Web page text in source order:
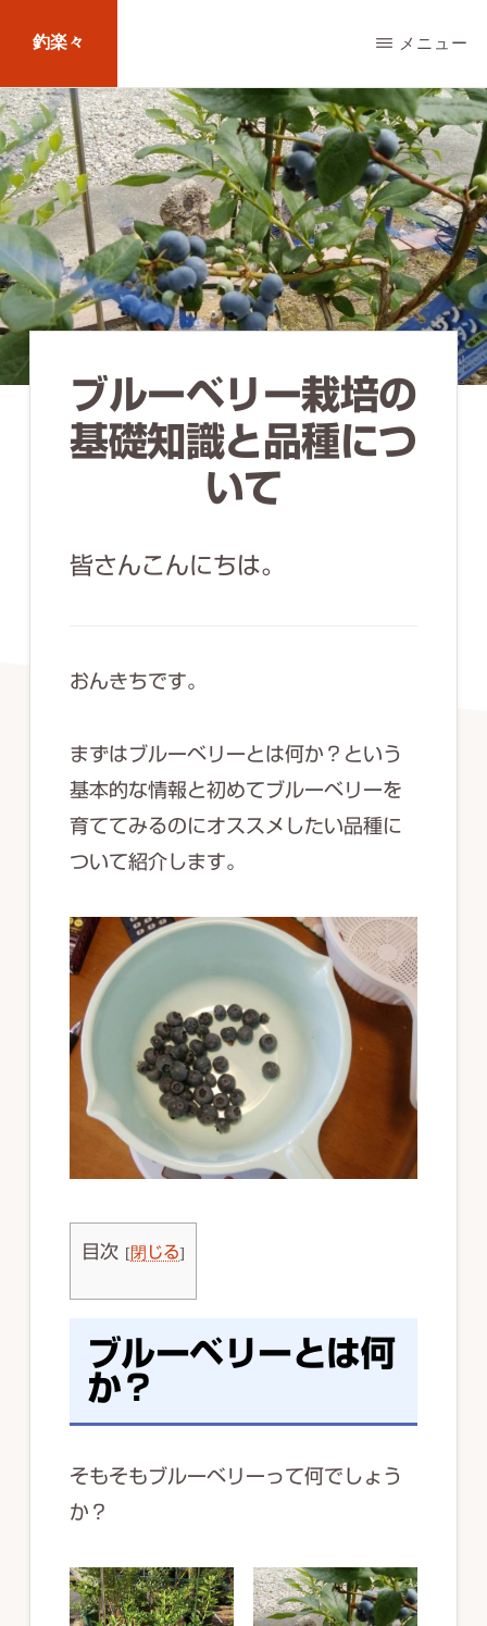
main
content
釣楽々
海
水・
淡
水，
ル
ア
ー・
エ
サ
メニュー
ブルーベリー栽培の
基礎知識と品種につ
いて
皆さんこんにちは。
おんきちです。
まずはブルーベリーとは何か？という
基本的な情報と初めてブルーベリーを
育ててみるのにオススメしたい品種に
ついて紹介します。
目次 [閉じる]
ブルーベリーとは何
か？
そもそもブルーベリーって何でしょう
か？